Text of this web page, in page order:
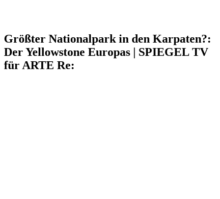
Größter Nationalpark in den Karpaten?:
Der Yellowstone Europas | SPIEGEL TV
für ARTE Re: